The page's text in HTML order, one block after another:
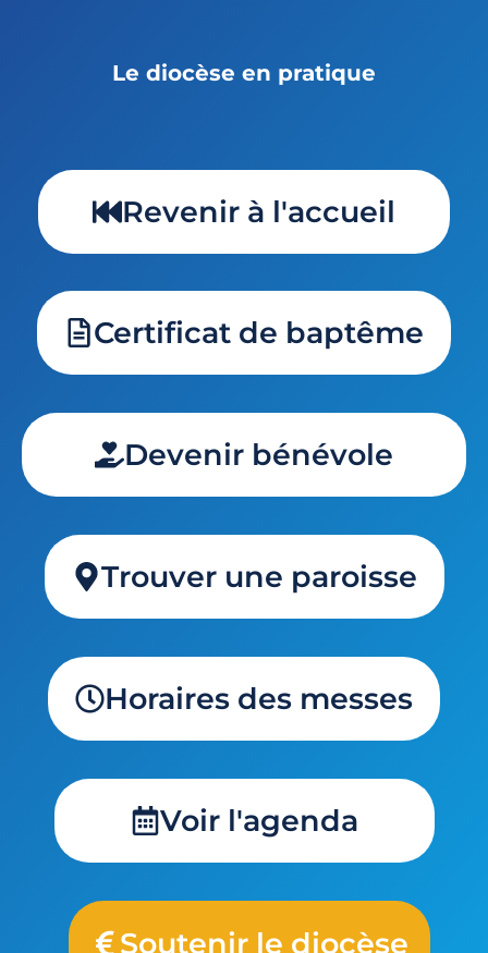
Le diocèse en pratique
Revenir à l'accueil
Certificat de baptême
Devenir bénévole
Trouver une paroisse
Horaires des messes
Voir l'agenda
Soutenir le diocèse